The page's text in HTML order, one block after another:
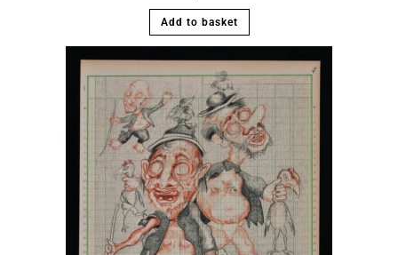
Add to basket